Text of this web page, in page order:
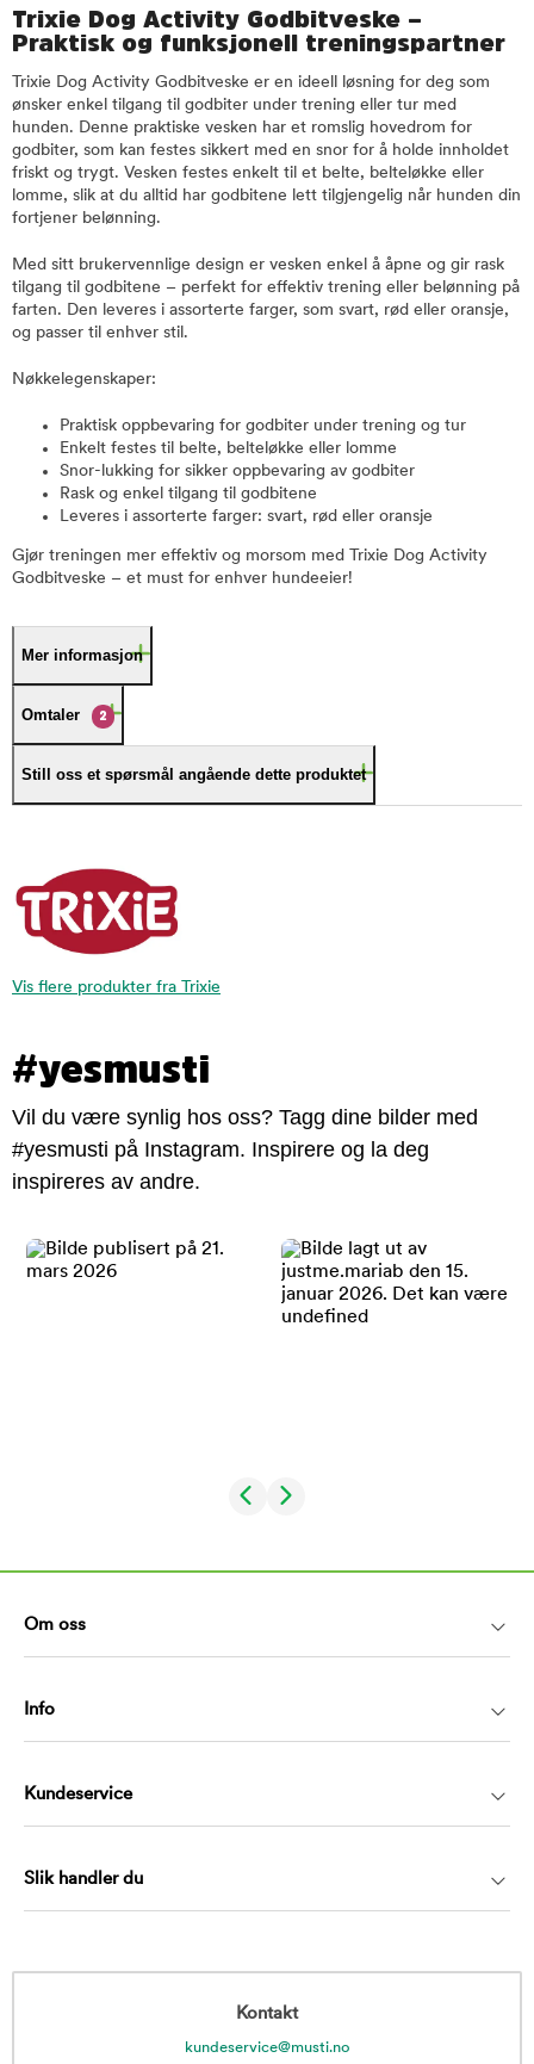
Trixie Dog Activity Godbitveske –
Praktisk og funksjonell treningspartner
Trixie Dog Activity Godbitveske er en ideell løsning for deg som
ønsker enkel tilgang til godbiter under trening eller tur med
hunden. Denne praktiske vesken har et romslig hovedrom for
godbiter, som kan festes sikkert med en snor for å holde innholdet
friskt og trygt. Vesken festes enkelt til et belte, belteløkke eller
lomme, slik at du alltid har godbitene lett tilgjengelig når hunden din
fortjener belønning.
Med sitt brukervennlige design er vesken enkel å åpne og gir rask
tilgang til godbitene – perfekt for effektiv trening eller belønning på
farten. Den leveres i assorterte farger, som svart, rød eller oransje,
og passer til enhver stil.
Nøkkelegenskaper:
Praktisk oppbevaring for godbiter under trening og tur
Enkelt festes til belte, belteløkke eller lomme
Snor-lukking for sikker oppbevaring av godbiter
Rask og enkel tilgang til godbitene
Leveres i assorterte farger: svart, rød eller oransje
Gjør treningen mer effektiv og morsom med Trixie Dog Activity
Godbitveske – et must for enhver hundeeier!
Mer informasjon
Omtaler 2
Still oss et spørsmål angående dette produktet
Vis flere produkter fra Trixie
#yesmusti
Vil du være synlig hos oss? Tagg dine bilder med
#yesmusti på Instagram. Inspirere og la deg
inspireres av andre.
Om oss
Info
Kundeservice
Slik handler du
Kontakt
kundeservice@musti.no